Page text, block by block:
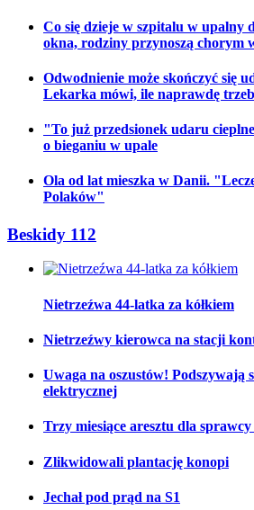
Co się dzieje w szpitalu w upalny
okna, rodziny przynoszą chorym
Odwodnienie może skończyć się
Lekarka mówi, ile naprawdę
"To już przedsionek udaru
o bieganiu w upale
Ola od lat mieszka w Danii.
Polaków"
Beskidy 112
Nietrzeźwa 44-latka za kółkiem
Nietrzeźwy kierowca na stacji
Uwaga na oszustów! Podszywają
elektrycznej
Trzy miesiące aresztu dla
Zlikwidowali plantację konopi
Jechał pod prąd na S1